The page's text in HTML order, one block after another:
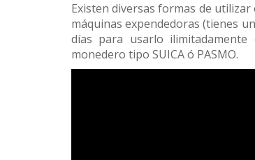
Existen diversas formas de
máquinas expendedoras (tienes
días para usarlo
monedero tipo SUICA ó PASMO.